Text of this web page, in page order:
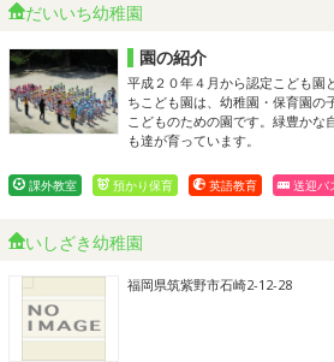
だいいち幼稚園
園の紹介
平成２０年４月から認定こども園
ちこども園は、幼稚園・保育園の
こどものための園です。緑豊かな
も達が育っています。
課外教室 預かり保育 英語教育 送迎バ
いしざき幼稚園
福岡県筑紫野市石崎2-12-28